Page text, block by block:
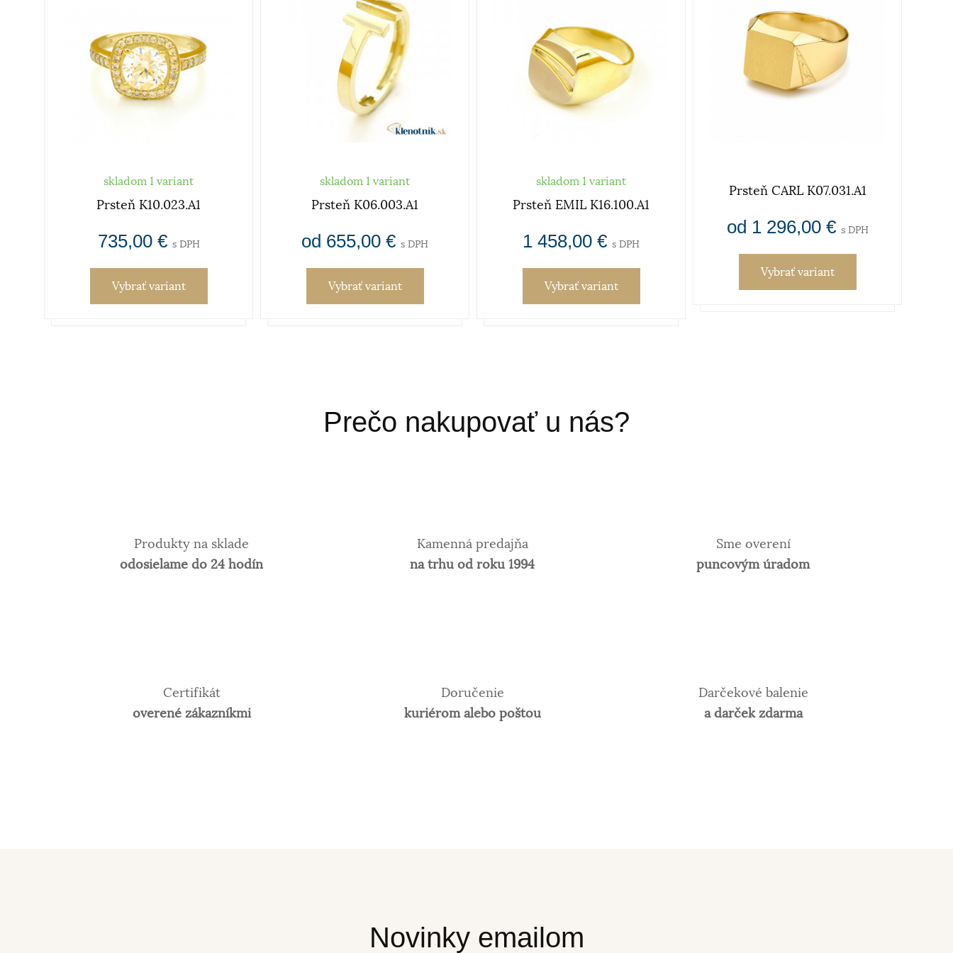
skladom 1 variant
Prsteň K10.023.A1
735,00 € s DPH
Vybrať variant
skladom 1 variant
Prsteň K06.003.A1
od 655,00 € s DPH
Vybrať variant
skladom 1 variant
Prsteň EMIL K16.100.A1
1 458,00 € s DPH
Vybrať variant
Prsteň CARL K07.031.A1
od 1 296,00 € s DPH
Vybrať variant
Prečo nakupovať u nás?
Produkty na sklade
odosielame do 24 hodín
Kamenná predajňa
na trhu od roku 1994
Sme overení
puncovým úradom
Certifikát
overené zákazníkmi
Doručenie
kuriérom alebo poštou
Darčekové balenie
a darček zdarma
Novinky emailom